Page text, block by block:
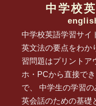
中学校
中学校英語学習サイ
英文法の要点をわか
習問題はプリントア
ホ・PCから直接で
で、 中学生の学習
英会話のための基礎